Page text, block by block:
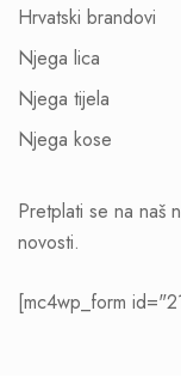
Hrvatski brandovi
Njega lica
Njega tijela
Njega kose
Pretplati se na naš
novosti.
[mc4wp_form